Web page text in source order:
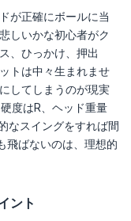
が正確にボールに当
しいかな初心者がク
、ひっかけ、押出
トは中々生まれませ
してしまうのが現実
度はR、ヘッド重量
なスイングをすれば間
飛ばないのは、理想的
ント